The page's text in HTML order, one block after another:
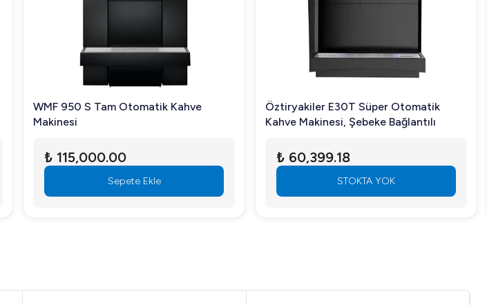
WMF 950 S Tam Otomatik Kahve
Makinesi
₺ 115,000.00
Sepete Ekle
Öztiryakiler E30T Süper Otomatik
Kahve Makinesi, Şebeke Bağlantılı
₺ 60,399.18
STOKTA YOK